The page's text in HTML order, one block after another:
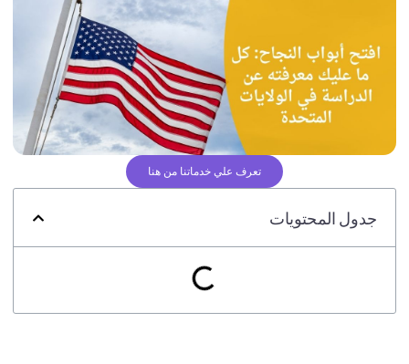
تعرف علي خدماتنا من هنا
جدول المحتويات